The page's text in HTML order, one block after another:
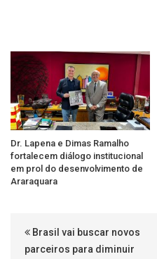
Dr. Lapena e Dimas Ramalho
fortalecem diálogo institucional
em prol do desenvolvimento de
Araraquara
Brasil vai buscar novos
parceiros para diminuir